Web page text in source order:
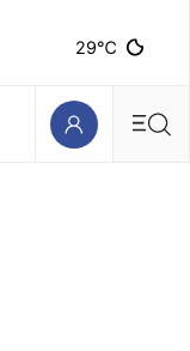
29℃